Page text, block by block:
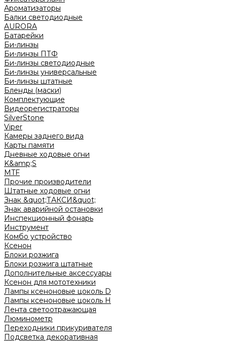
Ароматизаторы
Балки светодиодные
AURORA
Батарейки
Би-линзы
Би-линзы ПТФ
Би-линзы светодиодные
Би-линзы универсальные
Би-линзы штатные
Бленды (маски)
Комплектующие
Видеорегистраторы
SilverStone
Viper
Камеры заднего вида
Карты памяти
Дневные ходовые огни
K&amp;S
MTF
Прочие производители
Штатные ходовые огни
Знак &quot;ТАКСИ&quot;
Знак аварийной остановки
Инспекционный фонарь
Инструмент
Комбо устройство
Ксенон
Блоки розжига
Блоки розжига штатные
Дополнительные аксессуары
Ксенон для мототехники
Лампы ксеноновые цоколь D
Лампы ксеноновые цоколь H
Лента светоотражающая
Люминометр
Переходники прикуривателя
Подсветка декоративная